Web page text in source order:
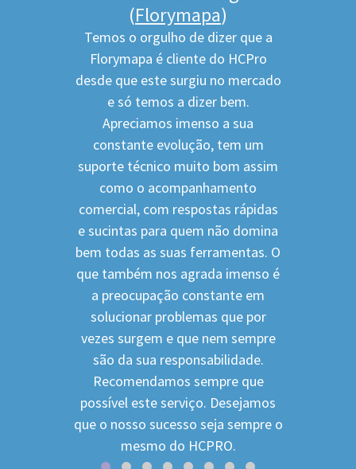
(Florymapa)
Temos o orgulho de dizer que a
Florymapa é cliente do HCPro
desde que este surgiu no mercado
e só temos a dizer bem.
Apreciamos imenso a sua
constante evolução, tem um
suporte técnico muito bom assim
como o acompanhamento
comercial, com respostas rápidas
e sucintas para quem não domina
bem todas as suas ferramentas. O
que também nos agrada imenso é
a preocupação constante em
solucionar problemas que por
vezes surgem e que nem sempre
são da sua responsabilidade.
Recomendamos sempre que
possível este serviço. Desejamos
que o nosso sucesso seja sempre o
mesmo do HCPRO.